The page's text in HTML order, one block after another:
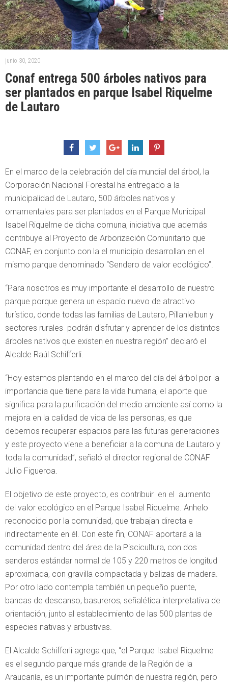
junio 30, 2020
Conaf entrega 500 árboles nativos para
ser plantados en parque Isabel Riquelme
de Lautaro
En el marco de la celebración del día mundial del árbol, la
Corporación Nacional Forestal ha entregado a la
municipalidad de Lautaro, 500 árboles nativos y
ornamentales para ser plantados en el Parque Municipal
Isabel Riquelme de dicha comuna, iniciativa que además
contribuye al Proyecto de Arborización Comunitario que
CONAF, en conjunto con la el municipio desarrollan en el
mismo parque denominado “Sendero de valor ecológico”.
“Para nosotros es muy importante el desarrollo de nuestro
parque porque genera un espacio nuevo de atractivo
turístico, donde todas las familias de Lautaro, Pillanlelbun y
sectores rurales podrán disfrutar y aprender de los distintos
árboles nativos que existen en nuestra región” declaró el
Alcalde Raúl Schifferli.
“Hoy estamos plantando en el marco del día del árbol por la
importancia que tiene para la vida humana, el aporte que
significa para la purificación del medio ambiente así como la
mejora en la calidad de vida de las personas, es que
debemos recuperar espacios para las futuras generaciones
y este proyecto viene a beneficiar a la comuna de Lautaro y
toda la comunidad”, señaló el director regional de CONAF
Julio Figueroa.
El objetivo de este proyecto, es contribuir en el aumento
del valor ecológico en el Parque Isabel Riquelme. Anhelo
reconocido por la comunidad, que trabajan directa e
indirectamente en él. Con este fin, CONAF aportará a la
comunidad dentro del área de la Piscicultura, con dos
senderos estándar normal de 105 y 220 metros de longitud
aproximada, con gravilla compactada y balizas de madera.
Por otro lado contempla también un pequeño puente,
bancas de descanso, basureros, señalética interpretativa de
orientación, junto al establecimiento de las 500 plantas de
especies nativas y arbustivas.
El Alcalde Schifferli agrega que, “el Parque Isabel Riquelme
es el segundo parque más grande de la Región de la
Araucanía, es un importante pulmón de nuestra región, pero